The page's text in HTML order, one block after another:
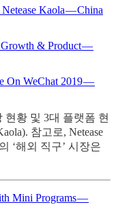
Kaola — China
Growth & Product —
On WeChat 2019 —
현황 및 3대 플랫폼 현
참고로, Netease
‘해외 직구’ 시장은
Mini Programs —